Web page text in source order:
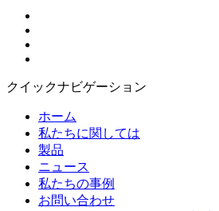
クイックナビゲーション
ホーム
私たちに関しては
製品
ニュース
私たちの事例
お問い合わせ